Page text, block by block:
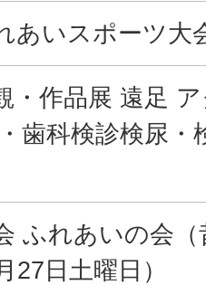
あいスポーツ大
・作品展 遠足
歯科検診検尿・
ふれあいの会
27日土曜日）